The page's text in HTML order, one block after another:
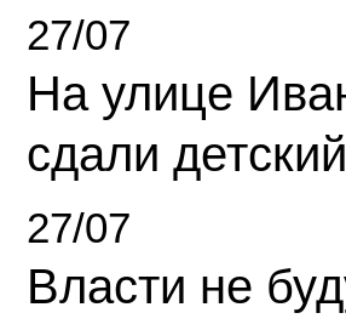
27/07
На улице
сдали
27/07
Власти не